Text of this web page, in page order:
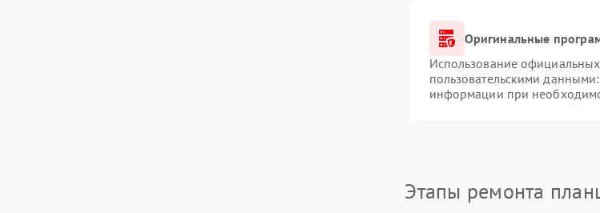
Оригинальные
Использование
пользовательскими
информации при
Этапы ремонта